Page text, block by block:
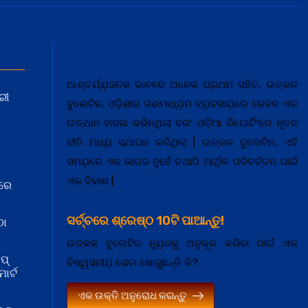
ଆଶ୍ଚର୍ଯ୍ଯ଼ଜନକ ଭାବରେ ଅନେକ ପ୍ରଥମ ସହିତ, ଉତ୍କଳ
ବୁଲେଟିନ, ଓଡ଼ିଶାର ଗଣମାଧ୍ଯ଼ମ ବ୍ଯ଼ବସାଯ଼ରେ କେବଳ ଏକ
ଉତ୍ଥାନ ହାସଲ କରିନଥିଲା ବରଂ ଓଡ଼ିଆ ରିପୋର୍ଟିଂରେ ନୂତନ
ନୀତି ମଧ୍ଯ଼ ସ୍ଥାପନ କରିଥିଲା | ଉତ୍କଳ ବୁଲେଟିନ, ଏହି
ସମଯ଼ରେ ଏକ କାଗଜ ନୁହେଁ ତଥାପି ଆର୍ଥିକ ପରିବର୍ତ୍ତନ ପାଇଁ
ଏକ ବିକାଶ |
ସର୍ଚ୍ଚରେ ଶ୍ରେଷ୍ଠ 10ଟି ପାଆନ୍ତୁ!
ଉତ୍କଳ ବୁଲେଟିନ ନ୍ଯ଼ୁଜକୁ ଅନୁକୂଳ କରିବା ପାଇଁ ଏକ
ବିଶ୍ୱସନୀଯ଼ ସେବା ଖୋଜୁଛନ୍ତି କି?
ଏକ ଉକ୍ତି ଅନୁରୋଧ କରନ୍ତୁ